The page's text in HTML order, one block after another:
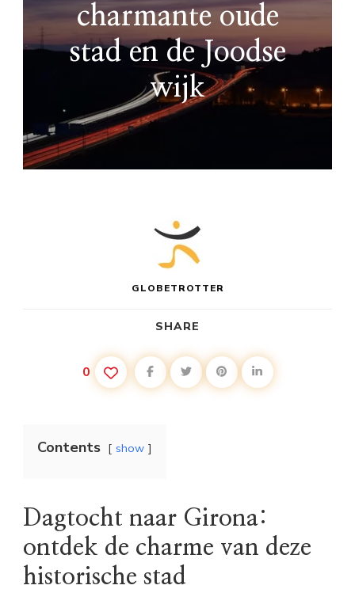
charmante oude
stad en de Joodse
wijk
GLOBETROTTER
SHARE
0
Contents show
Dagtocht naar Girona:
ontdek de charme van deze
historische stad